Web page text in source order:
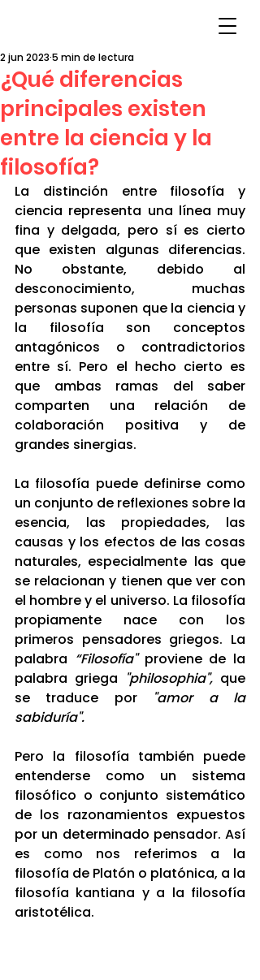
¿Qué diferencias
principales existen
entre la ciencia y la
filosofía?
2 jun 2023 5 min de lectura
La distinción entre filosofía y
ciencia representa una línea muy
fina y delgada, pero sí es cierto
que existen algunas diferencias.
No obstante, debido al
desconocimiento, muchas
personas suponen que la ciencia y
la filosofía son conceptos
antagónicos o contradictorios
entre sí. Pero el hecho cierto es
que ambas ramas del saber
comparten una relación de
colaboración positiva y de
grandes sinergias.
La filosofía puede definirse como
un conjunto de reflexiones sobre la
esencia, las propiedades, las
causas y los efectos de las cosas
naturales, especialmente las que
se relacionan y tienen que ver con
el hombre y el universo. La filosofía
propiamente nace con los
primeros pensadores griegos. La
palabra “Filosofía" proviene de la
palabra griega "philosophia", que
se traduce por
"amor a la
sabiduría".
Pero la filosofía también puede
entenderse como un sistema
filosófico o conjunto sistemático
de los razonamientos expuestos
por un determinado pensador. Así
es como nos referimos a la
filosofía de Platón o platónica, a la
filosofía kantiana y a la filosofía
aristotélica.